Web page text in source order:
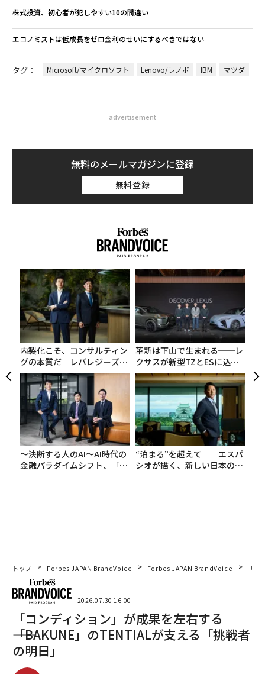
株式投資、初心者が犯しやすい10の間違い
エコノミストは低成長をゼロ金利のせいにするべきではない
タグ： Microsoft/マイクロソフト Lenovo/レノボ IBM マツダ
advertisement
無料のメールマガジンに登録
無料登録
内製化こそ、コンサルティン
グの本質だ レバレジーズが
実践する、次世代ファームの
全貌
革新は下山で生まれる──レ
クサスが新型TZとESに込め
た「DISCOVER」の哲学
〜決断する人のAI〜AI時代の
金融パラダイムシフト、「超
“泊まる”を超えて──エスパ
シオが描く、新しい日本のラ
トップ Forbes JAPAN BrandVoice Forbes JAPAN BrandVoice 「
2026.07.30 16:00
「コンディション」が成果を左右する
――「BAKUNE」のTENTIALが支える「挑戦者
の明日」